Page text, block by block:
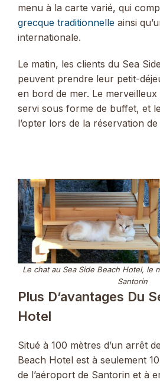
menu à la carte varié, qui
grecque traditionnelle ainsi
internationale.
Le matin, les clients du Sea
peuvent prendre leur petit-
en bord de mer. Le
servi sous forme de buffet, et
l’opter lors de la réservation
Le chat au Sea Side Beach Hotel, le
Santorin
Plus D’avantages Du
Hotel
Situé à 100 mètres d’un arrêt
Beach Hotel est à seulement
de l’aéroport de Santorin et à